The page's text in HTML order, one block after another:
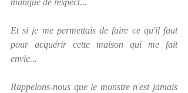
manque de respect...
Et si je me permettais de faire ce qu'il faut
pour acquérir cette maison qui me fait
envie...
Rappelons-nous que le monstre n'est jamais